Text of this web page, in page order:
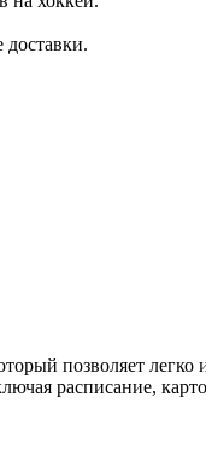
позволяет легко
расписание,